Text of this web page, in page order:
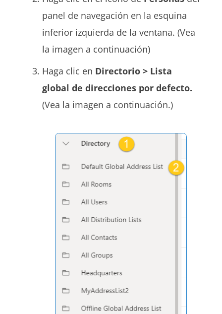
panel de navegación en la esquina
inferior izquierda de la ventana. (Vea
la imagen a continuación)
Haga clic en Directorio > Lista
global de direcciones por defecto.
(Vea la imagen a continuación.)